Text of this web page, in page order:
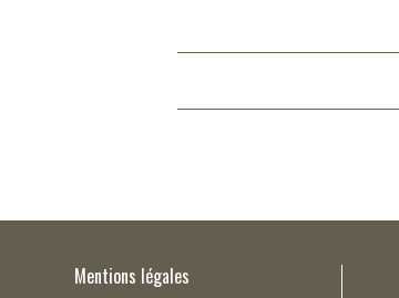
Mentions légales